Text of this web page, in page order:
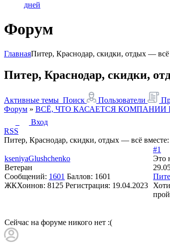
дней
Форум
ГлавнаяПитер, Краснодар, скидки, отдых — всё
Питер, Краснодар, скидки,
Активные темы Поиск Пользователи
Форум » ВСЁ, ЧТО КАСАЕТСЯ КОМПАНИИ
Вход
RSS
Питер, Краснодар, скидки, отдых — всё
kseniyaGlushchenko
Ветеран
Сообщений: 1601 Баллов: 1601
ЖКХоинов: 8125 Регистрация: 19.04.2023
#1
Это
Сейчас на форуме никого нет :(